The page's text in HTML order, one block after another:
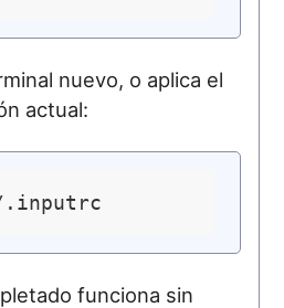
nuevo, o aplica el
actual:
funciona sin